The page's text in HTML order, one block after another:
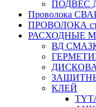
ПОДВЕС
Проволока
ПРОВОЛОКА
РАСХОДНЫЕ
ВД
КЛЕЙ